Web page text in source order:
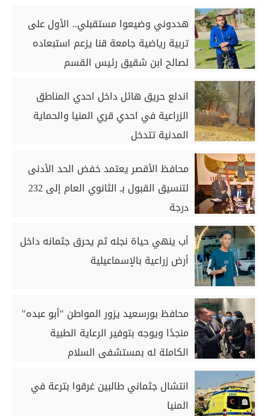
هددوني وضيعوا مستقبلي.. الأول على
تربية رياضية جامعة قنا يزعم استبعاده
لصالح ابن شقيق رئيس القسم
اندلع حريق هائل داخل احدي المناطق
الزراعية في احدي قري المنيا والحماية
المدنية تتدخل
محافظ الأقصر يعتمد خفض الحد الأدنى
لتنسيق القبول بـ الثانوي العام إلى 232
درجة
أب ينهي حياة نجله ثم يحرق جثمانه داخل
أرض زراعية بالإسماعيلية
محافظ بورسعيد يزور المواطن "أبو عبده"
منجدًا ويوجه بتوفير الرعاية الطبية
الكاملة له بمستشفى السلام
انتشال جثماني طالبين غرقوا بترعة في
المنيا